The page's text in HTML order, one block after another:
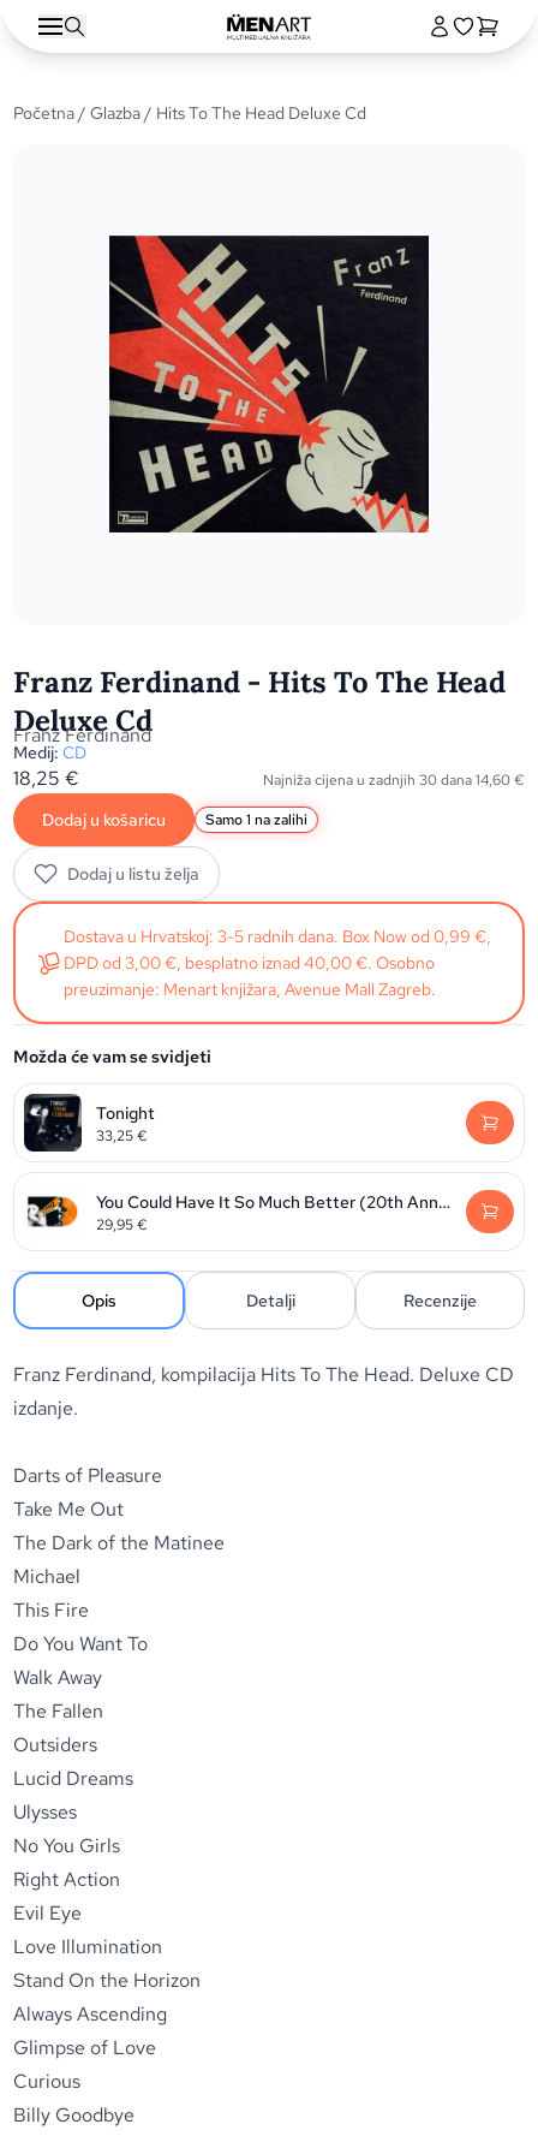
Početna/Glazba/ Hits To The Head Deluxe Cd
Franz Ferdinand - Hits To The Head
Deluxe Cd
Franz Ferdinand
Medij: CD
18,25€ Najniža cijena u zadnjih 30 dana14,60€
Dodaj u košaricu Samo 1 na zalihi
Dodaj u listu želja
Dostava u Hrvatskoj: 3-5 radnih dana. Box Now od 0,99 €,
DPD od 3,00 €, besplatno iznad 40,00 €. Osobno
preuzimanje: Menart knjižara, Avenue Mall Zagreb.
Možda će vam se svidjeti
Tonight
33,25€
You Could Have It So Much Better (20th Anniversary Edition)
29,95€
Opis Detalji Recenzije
Franz Ferdinand, kompilacija Hits To The Head. Deluxe CD
izdanje.
Darts of Pleasure
Take Me Out
The Dark of the Matinee
Michael
This Fire
Do You Want To
Walk Away
The Fallen
Outsiders
Lucid Dreams
Ulysses
No You Girls
Right Action
Evil Eye
Love Illumination
Stand On the Horizon
Always Ascending
Glimpse of Love
Curious
Billy Goodbye